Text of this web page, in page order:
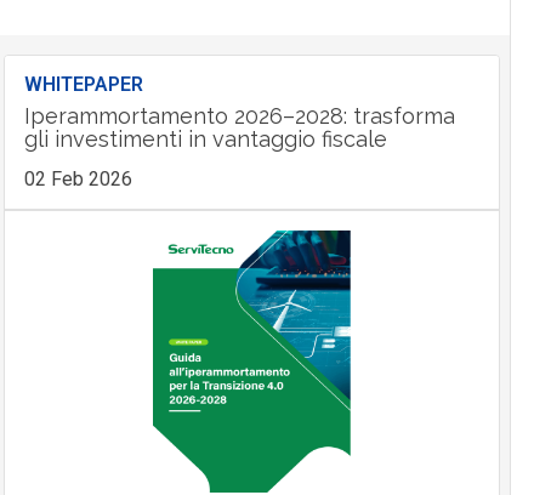
WHITEPAPER
Iperammortamento 2026–2028: trasforma
gli investimenti in vantaggio fiscale
02 Feb 2026